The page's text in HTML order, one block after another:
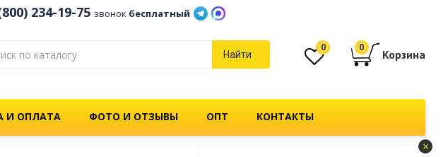
234-19-75 звонок бесплатный
Найти
0 0
Корзина
И ОПЛАТА ФОТО И ОТЗЫВЫ ОПТ КОНТАКТЫ
×